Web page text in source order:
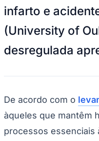
NBA
NFL
UFC
MLB
NHL
Vôlei
Competições de Futebol
Brasileirão Série A
Brasileirão Série B
Paulistão
infarto e
(University of
desregulada
De acordo com o
àqueles que mantêm
processos essenciais